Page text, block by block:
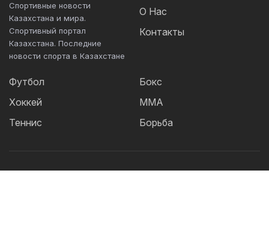
Спортивные новости
Казахстана и мира.
Спортивный портал
Казахстана. Последние
новости спорта в Казахстане
О Нас
Контакты
Футбол
Хоккей
Теннис
Бокс
ММА
Борьба